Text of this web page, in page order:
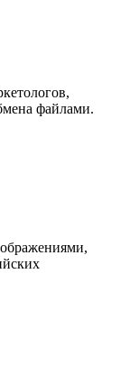
файлами.